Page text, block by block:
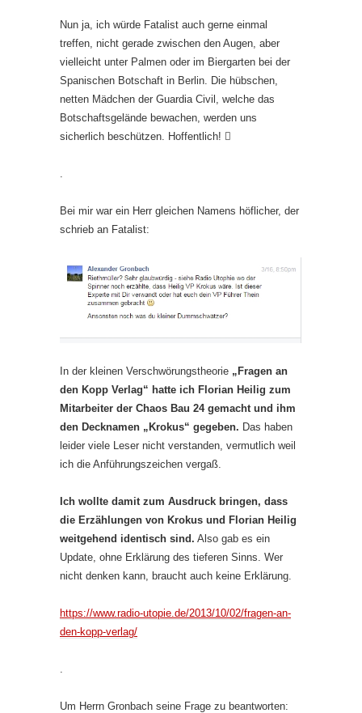
Nun ja, ich würde Fatalist auch gerne einmal
treffen, nicht gerade zwischen den Augen, aber
vielleicht unter Palmen oder im Biergarten bei der
Spanischen Botschaft in Berlin. Die hübschen,
netten Mädchen der Guardia Civil, welche das
Botschaftsgelände bewachen, werden uns
sicherlich beschützen. Hoffentlich! 
.
Bei mir war ein Herr gleichen Namens höflicher, der
schrieb an Fatalist:
In der kleinen Verschwörungstheorie „Fragen an
den Kopp Verlag“ hatte ich Florian Heilig zum
Mitarbeiter der Chaos Bau 24 gemacht und ihm
den Decknamen „Krokus“ gegeben. Das haben
leider viele Leser nicht verstanden, vermutlich weil
ich die Anführungszeichen vergaß.
Ich wollte damit zum Ausdruck bringen, dass
die Erzählungen von Krokus und Florian Heilig
weitgehend identisch sind. Also gab es ein
Update, ohne Erklärung des tieferen Sinns. Wer
nicht denken kann, braucht auch keine Erklärung.
https://www.radio-utopie.de/2013/10/02/fragen-an-
den-kopp-verlag/
Um Herrn Gronbach seine Frage zu beantworten: